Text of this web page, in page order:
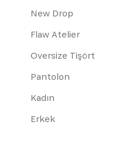
New Drop
Flaw Atelier
Oversize Tişört
Pantolon
Kadın
Erkek